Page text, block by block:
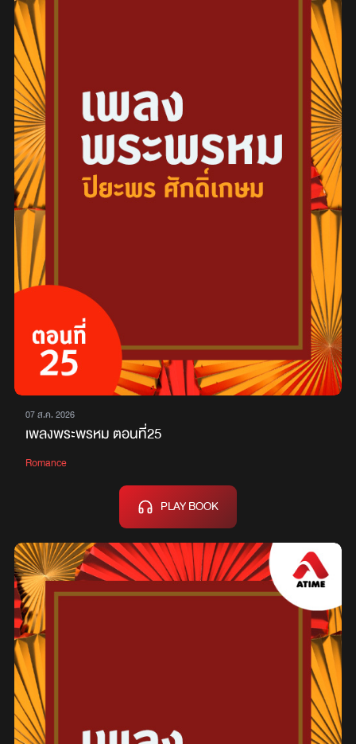
07 ส.ค. 2026
เพลงพระพรหม ตอนที่25
Romance
PLAY BOOK